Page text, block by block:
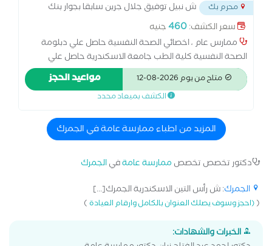
محرم بك
ش نبيل توفيق جلال جرين سابقا بجوار بنك
مصر محرم بك...
سعر الكشف:460جنيه
ممارس عام ، اخصائي الصحة النفسية حاصل علي دبلومة
الصحة النفسية كلية الطب جامعة الاسكندرية حاصل علي
دبلومة في العلاج المعرفي السلوكي حاصل علي دبلومة في
العلاج النفسي بالسيكو دراما لديه خبرة 5 سنوات في مجال
متاح من يوم 2026-08-12 مواعيد الحجز
الكشف بميعاد محدد
المزيد من اطباء ممارسة عامة في الجمرك
دكتور تخصص تخصص ممارسة عامةفيالجمرك
الجمرك: ش رأس التين الاسكندرية الجمرك[...]
((احجز وسوف يصلك العنوان بالكامل وارقام العيادة)
الخبرات والشهادات: